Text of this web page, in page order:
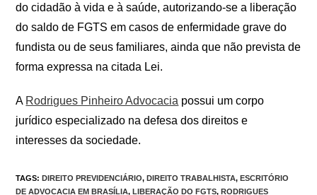
do cidadão à vida e à saúde, autorizando-se a liberação
do saldo de FGTS em casos de enfermidade grave do
fundista ou de seus familiares, ainda que não prevista de
forma expressa na citada Lei.
A Rodrigues Pinheiro Advocacia possui um corpo
jurídico especializado na defesa dos direitos e
interesses da sociedade.
TAGS:DIREITO PREVIDENCIÁRIO, DIREITO TRABALHISTA, ESCRITÓRIO
DE ADVOCACIA EM BRASÍLIA, LIBERAÇÃO DO FGTS, RODRIGUES